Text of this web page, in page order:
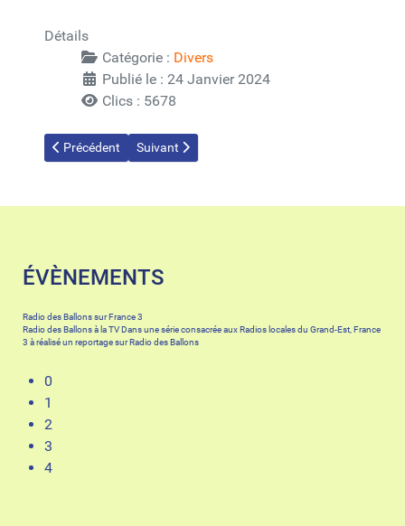
Radio des Ballons sur France 3
Radio des Ballons à la TV Dans une série consacrée aux Radios locales du Grand-Est, France
3 à réalisé un reportage sur Radio des Ballons
0
1
2
3
4
Détails
Catégorie : Divers
Publié le : 24 Janvier 2024
Clics : 5678
Article précédent : Mentions Légales
Précédent Article suivant : Historique
Suivant
ÉVÈNEMENTS